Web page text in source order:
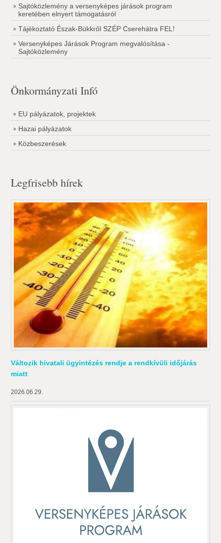
Sajtóközlemény a versenyképes járások program
keretében elnyert támogatásról
Tájékoztató Észak-Bükkről SZÉP Cserehátra FEL!
Versenyképes Járások Program megvalósítása -
Sajtóközlemény
Önkormányzati Infó
EU pályázatok, projektek
Hazai pályázatok
Közbeszerések
Legfrisebb hírek
Változik hivatali ügyintézés rendje a rendkívüli időjárás
miatt
2026.06.29.